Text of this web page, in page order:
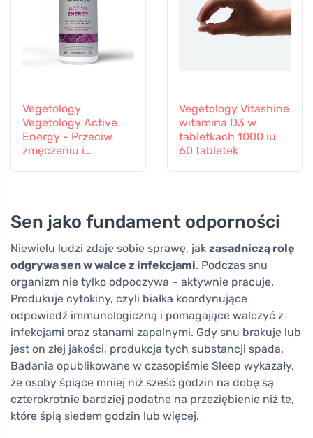
Vegetology
Vegetology Active
Energy - Przeciw
zmęczeniu i
Vegetology Vitashine
witamina D3 w
tabletkach 1000 iu
60 tabletek
Sen jako fundament odporności
Niewielu ludzi zdaje sobie sprawę, jak zasadniczą rolę
odgrywa sen w walce z infekcjami. Podczas snu
organizm nie tylko odpoczywa – aktywnie pracuje.
Produkuje cytokiny, czyli białka koordynujące
odpowiedź immunologiczną i pomagające walczyć z
infekcjami oraz stanami zapalnymi. Gdy snu brakuje lub
jest on złej jakości, produkcja tych substancji spada.
Badania opublikowane w czasopiśmie Sleep wykazały,
że osoby śpiące mniej niż sześć godzin na dobę są
czterokrotnie bardziej podatne na przeziębienie niż te,
które śpią siedem godzin lub więcej.